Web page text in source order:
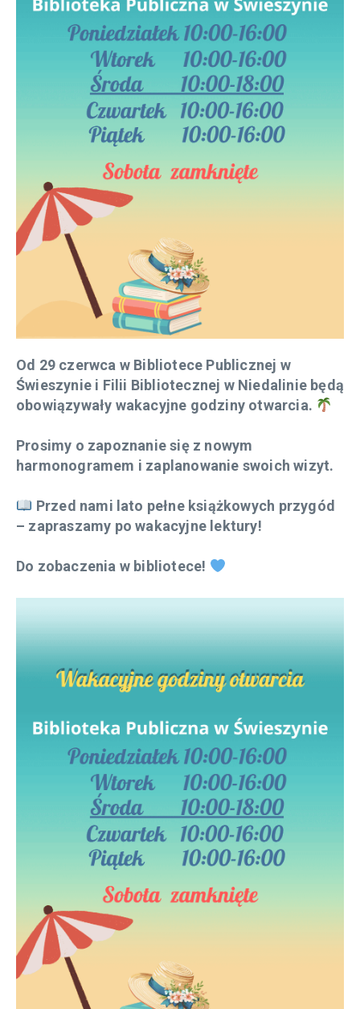
Od 29 czerwca w Bibliotece Publicznej w
Świeszynie i Filii Bibliotecznej w Niedalinie będą
obowiązywały wakacyjne godziny otwarcia.
Prosimy o zapoznanie się z nowym
harmonogramem i zaplanowanie swoich wizyt.
Przed nami lato pełne książkowych przygód
– zapraszamy po wakacyjne lektury!
Do zobaczenia w bibliotece!